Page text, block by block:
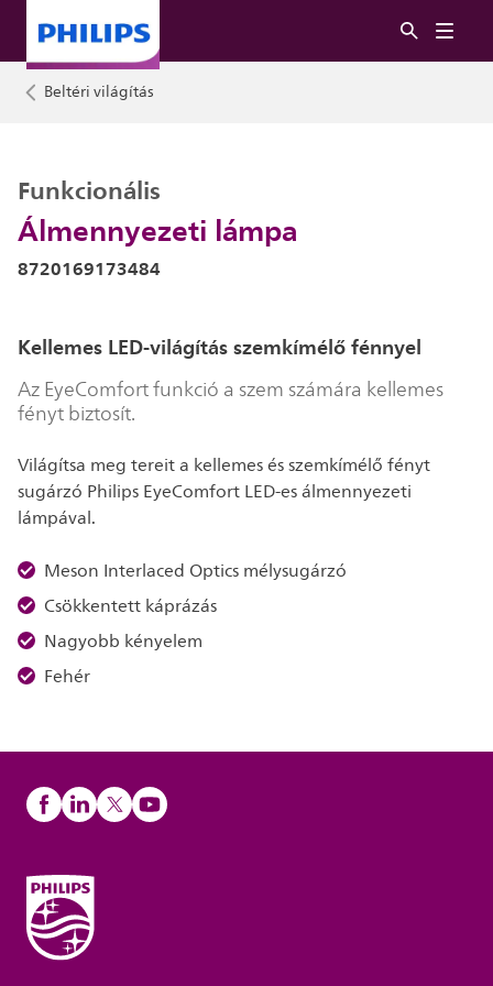
Beltéri világítás
Álmennyezeti lámpa
Funkcionális
8720169173484
Kellemes LED-világítás szemkímélő fénnyel
Az EyeComfort funkció a szem számára kellemes
fényt biztosít.
Világítsa meg tereit a kellemes és szemkímélő fényt
sugárzó Philips EyeComfort LED-es álmennyezeti
lámpával.
Meson Interlaced Optics mélysugárzó
Csökkentett káprázás
Nagyobb kényelem
Fehér